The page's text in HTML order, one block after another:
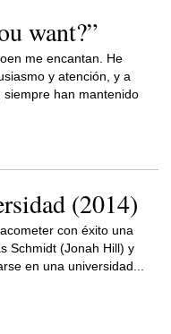
want?”
me encantan. He
y atención, y a
han mantenido
(2014)
con éxito una
Schmidt (Jonah Hill) y
en una universidad...